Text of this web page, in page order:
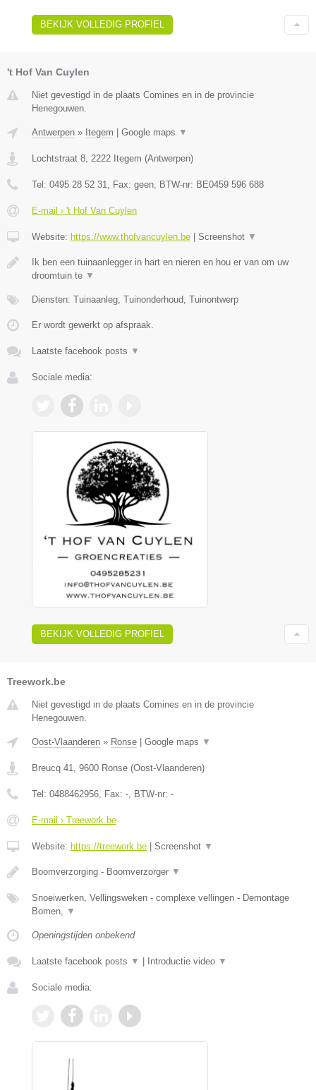
BEKIJK VOLLEDIG PROFIEL
't Hof Van Cuylen
Niet gevestigd in de plaats Comines en in de provincie
Henegouwen.
Antwerpen » Itegem Google maps ▼
Lochtstraat 8 2222 Itegem (Antwerpen)
Tel: 0495 28 52 31 , Fax: geen , BTW-nr: BE0459 596 688
E-mail › 't Hof Van Cuylen
Website: https://www.thofvancuylen.be Screenshot ▼
Ik ben een tuinaanlegger in hart en nieren en hou er van om uw
droomtuin te ▼
Diensten: Tuinaanleg, Tuinonderhoud, Tuinontwerp
Er wordt gewerkt op afspraak.
Laatste facebook posts ▼
Sociale media:
BEKIJK VOLLEDIG PROFIEL
Treework.be
Niet gevestigd in de plaats Comines en in de provincie
Henegouwen.
Oost-Vlaanderen » Ronse Google maps ▼
Breucq 41 9600 Ronse (Oost-Vlaanderen)
Tel: 0488462956 , Fax: - , BTW-nr: -
E-mail › Treework.be
Website: https://treework.be Screenshot ▼
Boomverzorging - Boomverzorger ▼
Snoeiwerken, Vellingsweken - complexe vellingen - Demontage
Bomen,
▼
Openingstijden onbekend
Laatste facebook posts ▼ Introductie video ▼
Sociale media: